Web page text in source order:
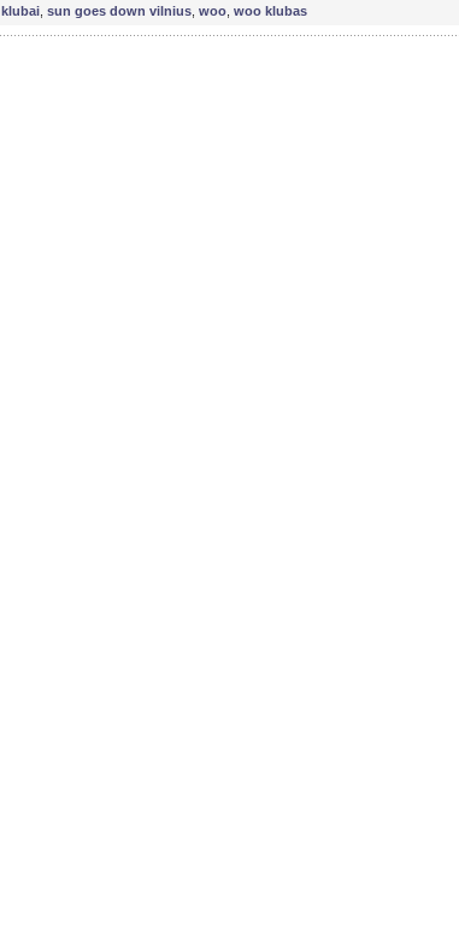
klubai sun goes down vilnius woo woo klubas